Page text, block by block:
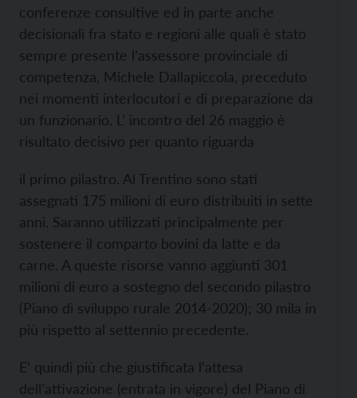
conferenze consultive ed in parte anche
decisionali fra stato e regioni alle quali è stato
sempre presente l’assessore provinciale di
competenza, Michele Dallapiccola, preceduto
nei momenti interlocutori e di preparazione da
un funzionario. L’ incontro del 26 maggio è
risultato decisivo per quanto riguarda
il primo pilastro. Al Trentino sono stati
assegnati 175 milioni di euro distribuiti in sette
anni. Saranno utilizzati principalmente per
sostenere il comparto bovini da latte e da
carne. A queste risorse vanno aggiunti 301
milioni di euro a sostegno del secondo pilastro
(Piano di sviluppo rurale 2014-2020); 30 mila in
più rispetto al settennio precedente.
E’ quindi più che giustificata l’attesa
dell’attivazione (entrata in vigore) del Piano di